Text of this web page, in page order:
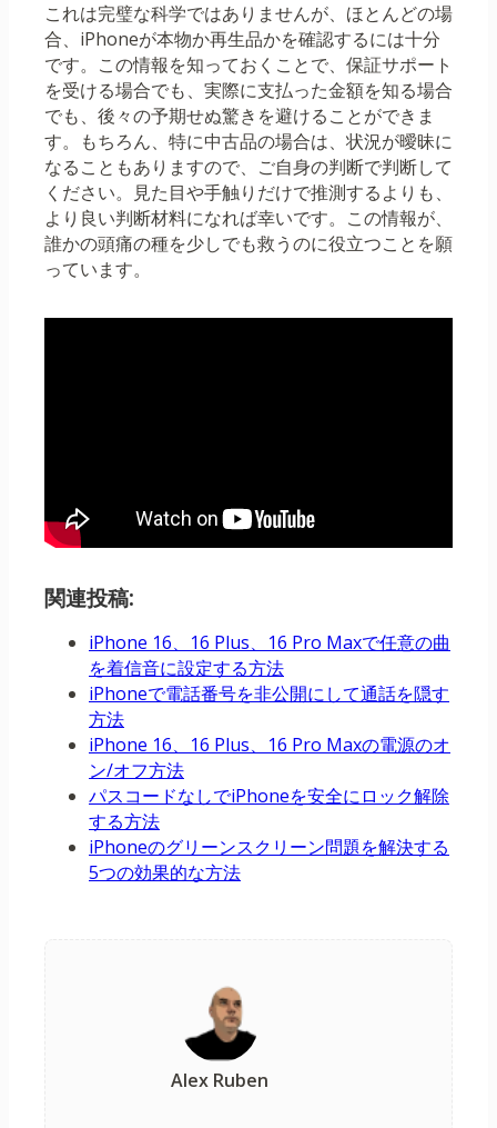
これは完璧な科学ではありませんが、ほとんどの場
合、iPhoneが本物か再生品かを確認するには十分
です。この情報を知っておくことで、保証サポート
を受ける場合でも、実際に支払った金額を知る場合
でも、後々の予期せぬ驚きを避けることができま
す。もちろん、特に中古品の場合は、状況が曖昧に
なることもありますので、ご自身の判断で判断して
ください。見た目や手触りだけで推測するよりも、
より良い判断材料になれば幸いです。この情報が、
誰かの頭痛の種を少しでも救うのに役立つことを願
っています。
関連投稿:
iPhone 16、16 Plus、16 Pro Maxで任意の曲
を着信音に設定する方法
iPhoneで電話番号を非公開にして通話を隠す
方法
iPhone 16、16 Plus、16 Pro Maxの電源のオ
ン/オフ方法
パスコードなしでiPhoneを安全にロック解除
する方法
iPhoneのグリーンスクリーン問題を解決する
5つの効果的な方法
Alex Ruben